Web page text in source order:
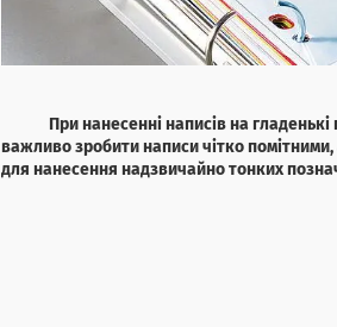
При нанесенні написів на гладенькі
важливо зробити написи чітко
для нанесення надзвичайно тонких